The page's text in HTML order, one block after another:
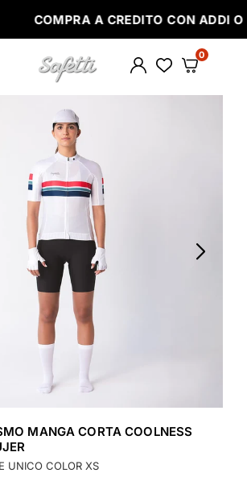
CON ADDI O SISTECREDITO
0
MANGA CORTA COOLNESS
UNICO COLOR XS